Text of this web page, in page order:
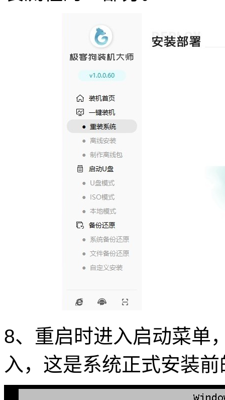
8、重启时进入启动菜单
入，这是系统正式安装